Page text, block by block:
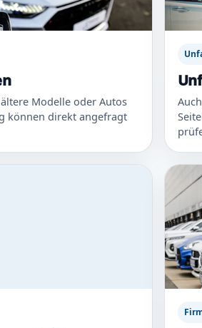
Modelle oder Autos
können direkt angefragt